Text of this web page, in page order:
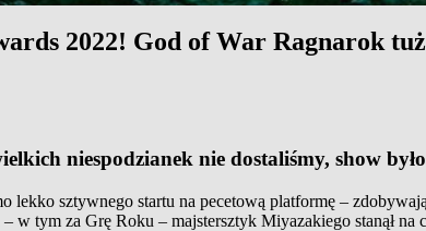
2022! God of War Ragnarok
niespodzianek nie dostaliśmy, show
lekko sztywnego startu na pecetową platformę –
w tym za Grę Roku – majstersztyk Miyazakiego stanął